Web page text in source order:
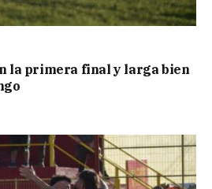
la primera final y larga bien